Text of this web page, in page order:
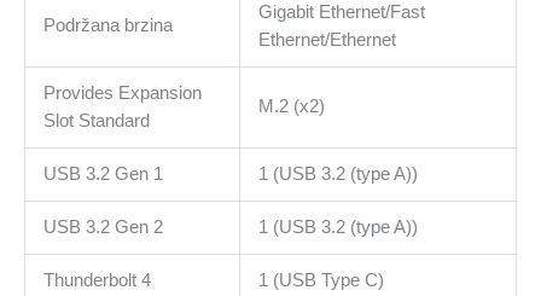
Podržana brzina
Gigabit Ethernet/Fast
Ethernet/Ethernet
Provides Expansion
Slot Standard
M.2 (x2)
USB 3.2 Gen 1 1 (USB 3.2 (type A))
USB 3.2 Gen 2 1 (USB 3.2 (type A))
Thunderbolt 4 1 (USB Type C)